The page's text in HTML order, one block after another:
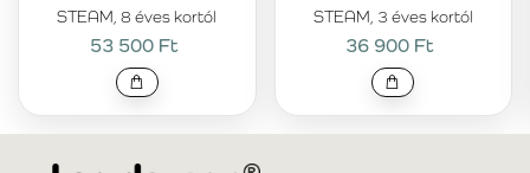
STEAM, 8 éves kortól
53 500 Ft
STEAM, 3 éves kortól
36 900 Ft